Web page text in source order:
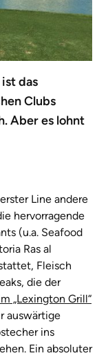
das
Clubs
Aber es lohnt
Line andere
hervorragende
(u.a. Seafood
Ras al
Fleisch
die der
„Lexington Grill“
auswärtige
ins
Ein absoluter